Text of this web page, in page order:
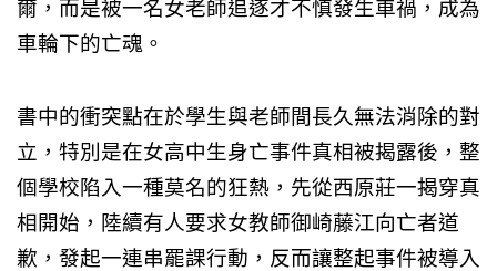
爾，而是被一名女老師追逐才不慎發生車禍，成為
車輪下的亡魂。
書中的衝突點在於學生與老師間長久無法消除的對
立，特別是在女高中生身亡事件真相被揭露後，整
個學校陷入一種莫名的狂熱，先從西原莊一揭穿真
相開始，陸續有人要求女教師御崎藤江向亡者道
歉，發起一連串罷課行動，反而讓整起事件被導入